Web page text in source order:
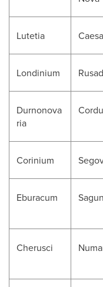
Lutetia
Londinium
Durnonova
ria
Corinium
Eburacum
Cherusci